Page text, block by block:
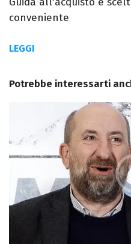
conveniente
LEGGI
Potrebbe interessarti